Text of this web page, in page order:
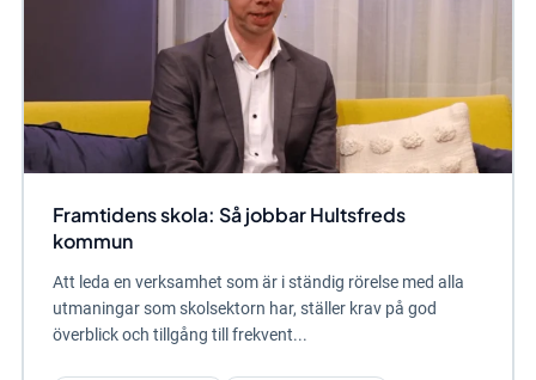
Framtidens skola: Så jobbar Hultsfreds
kommun
Att leda en verksamhet som är i ständig rörelse med alla
utmaningar som skolsektorn har, ställer krav på god
överblick och tillgång till frekvent...